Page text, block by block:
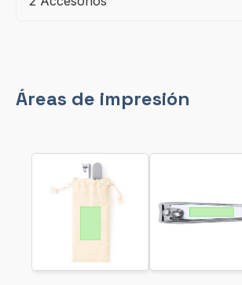
Áreas de impresión